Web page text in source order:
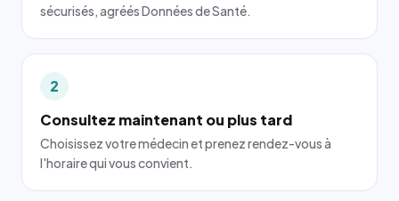
sécurisés, agréés Données de Santé.
2
Consultez maintenant ou plus tard
Choisissez votre médecin et prenez rendez-vous à
l'horaire qui vous convient.